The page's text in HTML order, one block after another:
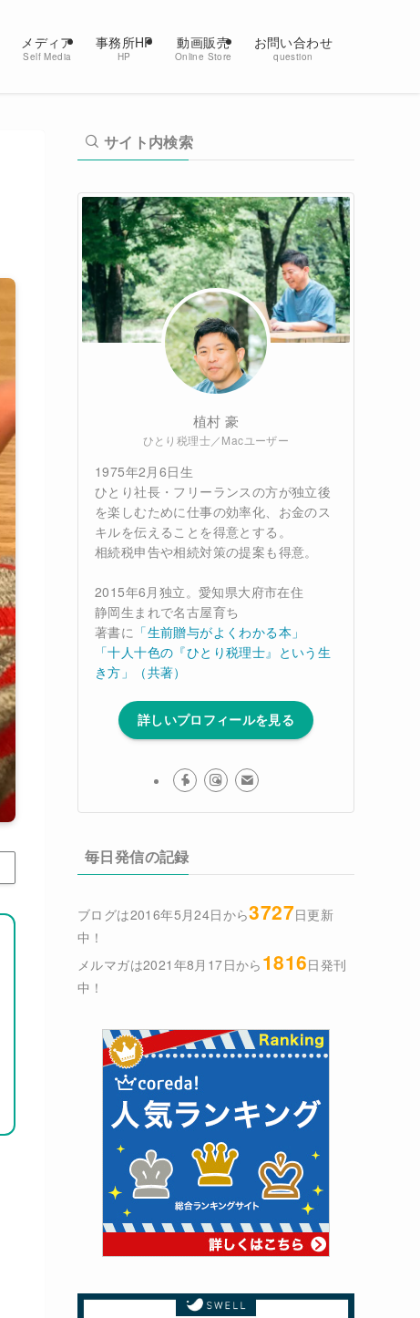
メディア
Self Media
事務所HP
HP
動画販売
Online Store
お問い合わせ
question
サイト内検索
植村 豪
ひとり税理士／Macユーザー
1975年2月6日生
ひとり社長・フリーランスの方が独立後
を楽しむために仕事の効率化、お金のス
キルを伝えることを得意とする。
相続税申告や相続対策の提案も得意。
2015年6月独立。愛知県大府市在住
静岡生まれで名古屋育ち
著書に 「生前贈与がよくわかる本」
「十人十色の『ひとり税理士』という生
き方」（共著）
詳しいプロフィールを見る
毎日発信の記録
ブログは2016年5月24日から3727日更新
中！
メルマガは2021年8月17日から 1816日発刊
中！